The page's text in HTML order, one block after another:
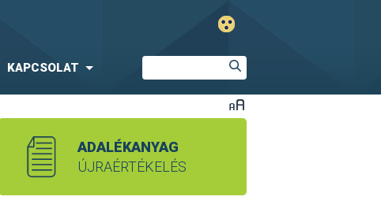
KAPCSOLAT
ADALÉKANYAG
ÚJRAÉRTÉKELÉS